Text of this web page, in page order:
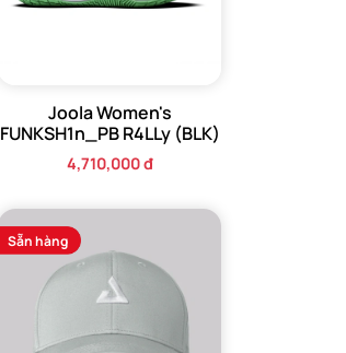
Joola Women's
FUNKSH1n_PB R4LLy (BLK)
4,710,000 đ
Sẵn hàng